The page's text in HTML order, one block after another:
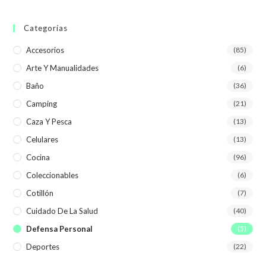
Categorías
Accesorios (85)
Arte Y Manualidades (6)
Baño (36)
Camping (21)
Caza Y Pesca (13)
Celulares (13)
Cocina (96)
Coleccionables (6)
Cotillón (7)
Cuidado De La Salud (40)
Defensa Personal (5)
Deportes (22)